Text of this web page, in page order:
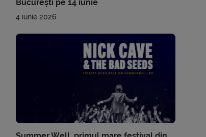
București pe 14 iunie
4 iunie 2026